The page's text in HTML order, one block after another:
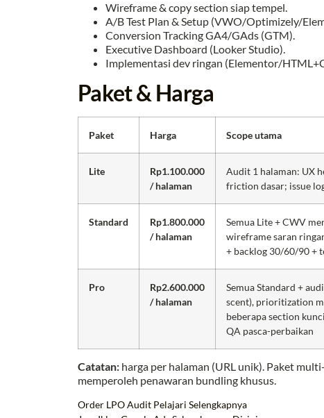
Wireframe & copy section siap tempel.
A/B Test Plan & Setup (VWO/Optimizely/
Conversion Tracking GA4/GAds (GTM).
Executive Dashboard (Looker Studio).
Implementasi dev ringan (Elementor/
Paket & Harga
Paket Harga Scope utama
Lite
Rp1.100.000
/ halaman
Audit 1 halaman: UX
friction dasar; issue
Standard
Rp1.800.000
/ halaman
Semua Lite + CWV
wireframe saran
+ backlog 30/60/90 +
Pro
Rp2.600.000
/ halaman
Semua Standard +
scent), prioritization
beberapa section
QA pasca-perbaikan
Catatan: harga per halaman (URL unik). Paket
memperoleh penawaran bundling khusus.
Order LPO Audit Pelajari Selengkapnya